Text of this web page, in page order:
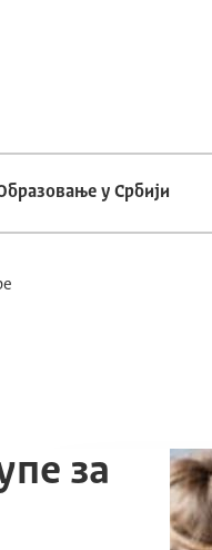
у Србији
за